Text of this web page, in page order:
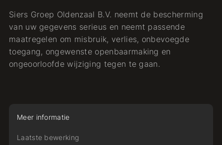
Siers Groep Oldenzaal B.V. neemt de bescherming
van uw gegevens serieus en neemt passende
maatregelen om misbruik, verlies, onbevoegde
toegang, ongewenste openbaarmaking en
ongeoorloofde wijziging tegen te gaan.
Meer informatie
Laatste bewerking